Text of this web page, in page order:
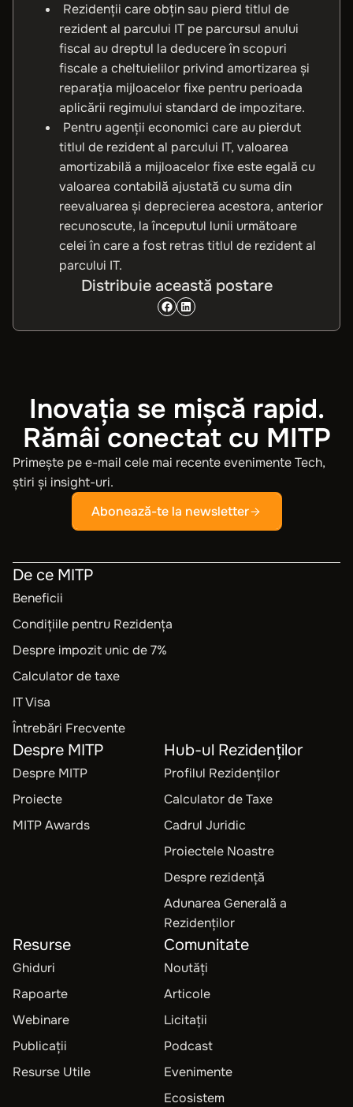
Rezidenții care obţin sau pierd titlul de
rezident al parcului IT pe parcursul anului
fiscal au dreptul la deducere în scopuri
fiscale a cheltuielilor privind amortizarea şi
reparaţia mijloacelor fixe pentru perioada
aplicării regimului standard de impozitare.
Pentru agenții economici care au pierdut
titlul de rezident al parcului IT, valoarea
amortizabilă a mijloacelor fixe este egală cu
valoarea contabilă ajustată cu suma din
reevaluarea şi deprecierea acestora, anterior
recunoscute, la începutul lunii următoare
celei în care a fost retras titlul de rezident al
parcului IT.
Distribuie această postare
Inovația se mișcă rapid.
Rămâi conectat cu MITP
Primește pe e-mail cele mai recente evenimente Tech,
știri și insight-uri.
Abonează-te la newsletter
De ce MITP
Beneficii
Condițiile pentru Rezidența
Despre impozit unic de 7%
Calculator de taxe
IT Visa
Întrebări Frecvente
Despre MITP
Despre MITP
Proiecte
MITP Awards
Hub-ul Rezidenților
Profilul Rezidenților
Calculator de Taxe
Cadrul Juridic
Proiectele Noastre
Despre rezidență
Adunarea Generală a
Rezidenților
Resurse
Ghiduri
Rapoarte
Webinare
Publicații
Resurse Utile
Comunitate
Noutăți
Articole
Licitații
Podcast
Evenimente
Ecosistem